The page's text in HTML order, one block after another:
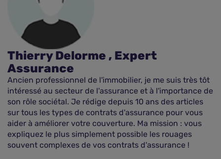
Thierry Delorme , Expert
Assurance
Ancien professionnel de l'immobilier, je me suis très tôt
intéressé au secteur de l'assurance et à l'importance de
son rôle sociétal. Je rédige depuis 10 ans des articles
sur tous les types de contrats d'assurance pour vous
aider à améliorer votre couverture. Ma mission : vous
expliquez le plus simplement possible les rouages
souvent complexes de vos contrats d'assurance !